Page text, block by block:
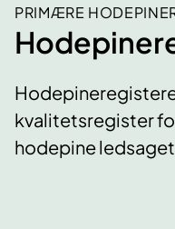
PRIMÆRE
kvalitetsregister
hodepine